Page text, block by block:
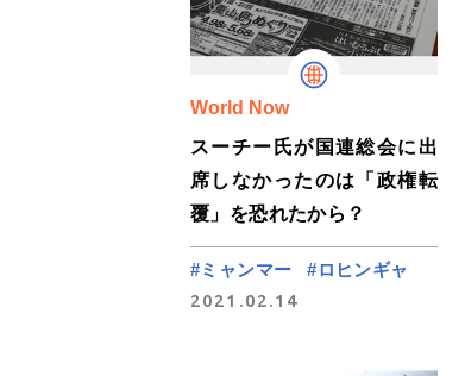
World Now
スーチー氏が国連総会に出
席しなかったのは「政権転
覆」を恐れたから？
#ミャンマー
#ロヒンギャ
2021.02.14